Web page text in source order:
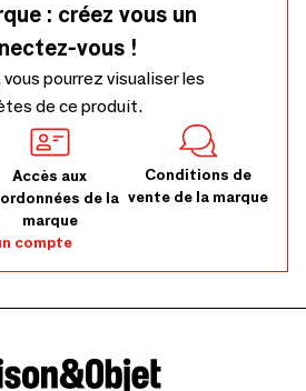
: créez vous un
vous !
pourrez visualiser les
de ce produit.
Accès aux
de la
marque
Conditions de
vente de la marque
compte